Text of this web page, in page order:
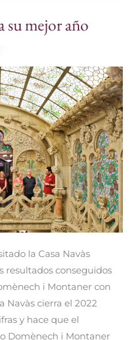
su mejor año
la Casa Navàs
resultados conseguidos
i Montaner con
Navàs cierra el 2022
y hace que el
Domènech i Montaner